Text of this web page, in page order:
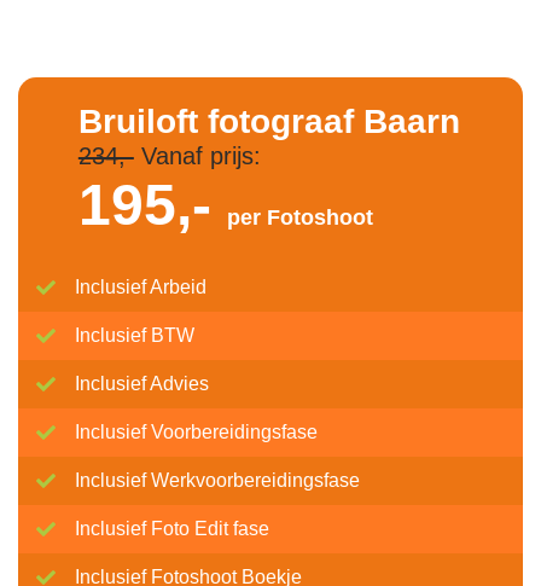
Bruiloft fotograaf Baarn
234,-Vanaf prijs:
195,- per Fotoshoot
Inclusief Arbeid
Inclusief BTW
Inclusief Advies
Inclusief Voorbereidingsfase
Inclusief Werkvoorbereidingsfase
Inclusief Foto Edit fase
Inclusief Fotoshoot Boekje